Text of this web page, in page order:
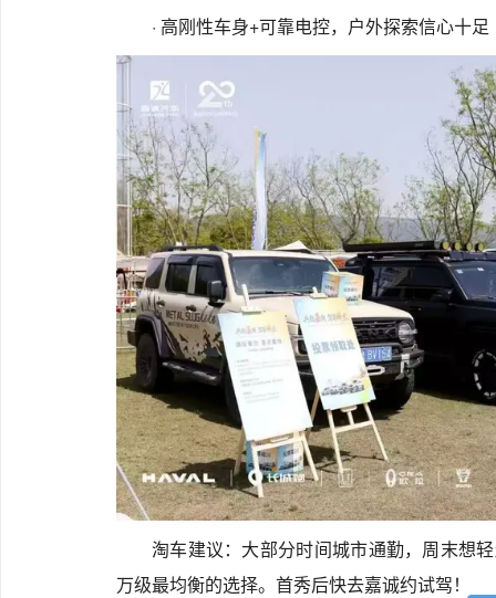
· 高刚性车身+可靠电控，户外探索信心十足
淘车建议：大部分时间城市通勤，周末想
万级最均衡的选择。首秀后快去嘉诚约试驾！